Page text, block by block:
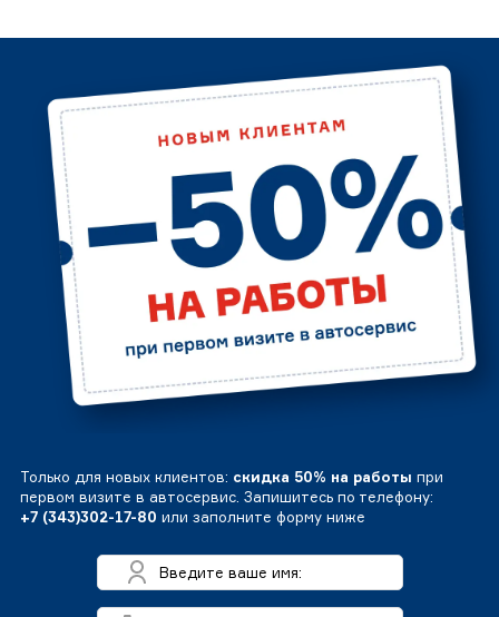
Только для новых клиентов: скидка 50% на работы при
первом визите в автосервис. Запишитесь по телефону:
+7 (343)302-17-80 или заполните форму ниже